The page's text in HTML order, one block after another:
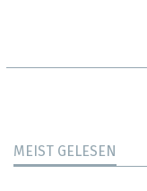
MEIST GELESEN